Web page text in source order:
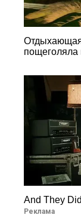
Отдыхающая
пощеголяла
And They
Реклама